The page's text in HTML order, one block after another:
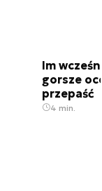
Im
gorsze
przepaść
4 min.